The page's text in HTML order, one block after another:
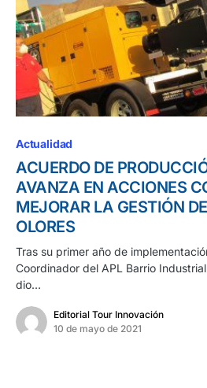
Actualidad
ACUERDO DE
AVANZA EN ACCIONES
MEJORAR LA GESTIÓN
OLORES
Tras su primer año de
Coordinador del APL Barrio
dio…
Editorial Tour Innovación
10 de mayo de 2021